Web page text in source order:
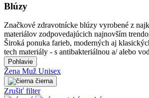
Blúzy
Značkové zdravotnícke blúzy vyrobené z
materiálov zodpovedajúcich najnovším
Široká ponuka farieb, moderných aj
tech materiály - s antibakteriálnou a/ alebo
Pohlavie
Žena Muž Unisex
čierna
Zrušiť filter